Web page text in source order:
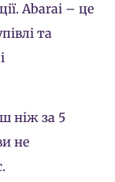
Abarai – це
та
ніж за 5
не